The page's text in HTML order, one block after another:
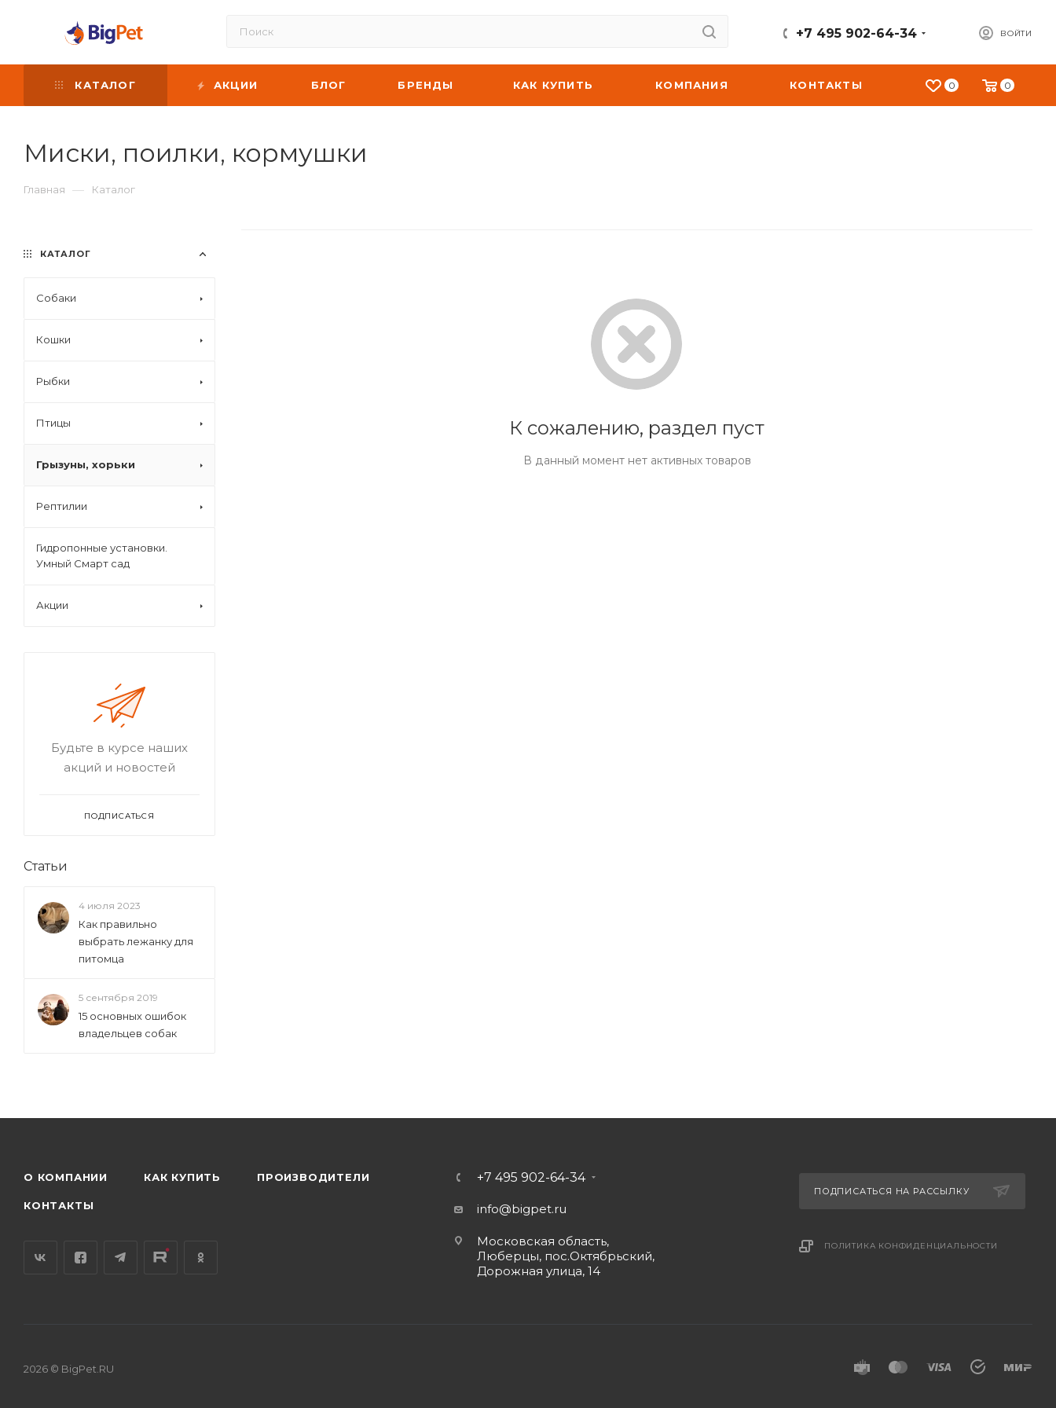
ВОЙТИ
+7 495 902-64-34
0 0
КАТАЛОГ АКЦИИ БЛОГ БРЕНДЫ КАК КУПИТЬ КОМПАНИЯ КОНТАКТЫ
Миски, поилки, кормушки
Главная — Каталог
К сожалению, раздел пуст
В данный момент нет активных товаров
КАТАЛОГ
Собаки
Кошки
Рыбки
Птицы
Грызуны, хорьки
Рептилии
Гидропонные установки.
Умный Смарт сад
Акции
Будьте в курсе наших
акций и новостей
ПОДПИСАТЬСЯ
Статьи
4 июля 2023
Как правильно
выбрать лежанку для
питомца
5 сентября 2019
15 основных ошибок
владельцев собак
О КОМПАНИИ КАК КУПИТЬ ПРОИЗВОДИТЕЛИ
КОНТАКТЫ
+7 495 902-64-34
info@bigpet.ru
Московская область,
Люберцы, пос.Октябрьский,
Дорожная улица, 14
ПОДПИСАТЬСЯ НА РАССЫЛКУ
ПОЛИТИКА КОНФИДЕНЦИАЛЬНОСТИ
2026 © BigPet.RU